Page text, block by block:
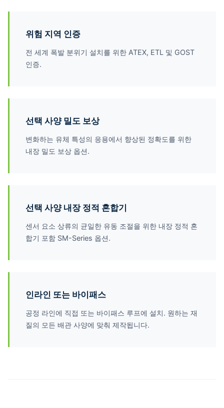
위험 지역 인증
전 세계 폭발 분위기 설치를 위한 ATEX, ETL 및 GOST
인증.
선택 사양 밀도 보상
변화하는 유체 특성의 응용에서 향상된 정확도를 위한
내장 밀도 보상 옵션.
선택 사양 내장 정적 혼합기
센서 요소 상류의 균일한 유동 조절을 위한 내장 정적 혼
합기 포함 SM-Series 옵션.
인라인 또는 바이패스
공정 라인에 직접 또는 바이패스 루프에 설치. 원하는 재
질의 모든 배관 사양에 맞춰 제작됩니다.